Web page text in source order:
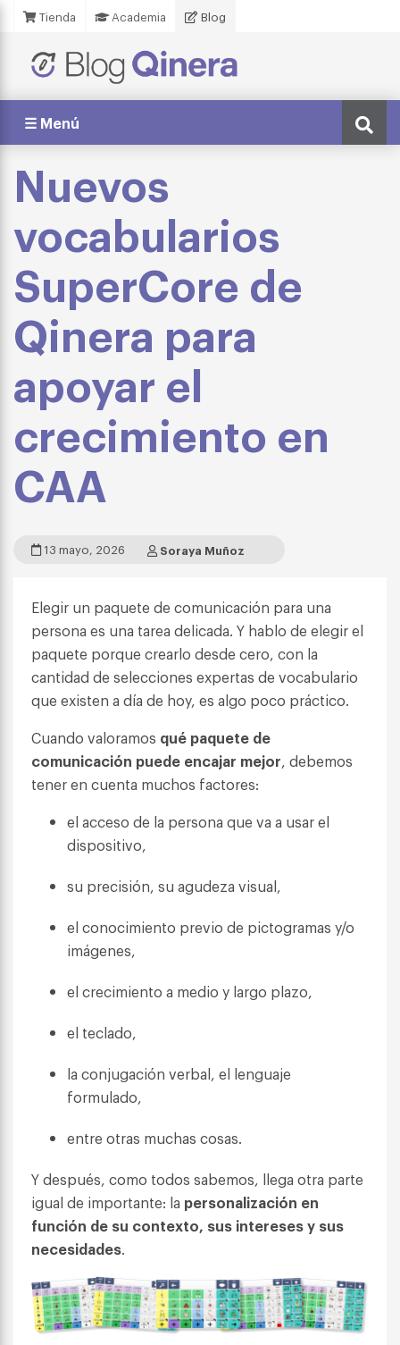
Tienda Academia Blog
☰ Menú
Nuevos
vocabularios
SuperCore de
Qinera para
apoyar el
crecimiento en
CAA
13 mayo, 2026 Soraya Muñoz
Elegir un paquete de comunicación para una
persona es una tarea delicada. Y hablo de elegir el
paquete porque crearlo desde cero, con la
cantidad de selecciones expertas de vocabulario
que existen a día de hoy, es algo poco práctico.
Cuando valoramos qué paquete de
comunicación puede encajar mejor, debemos
tener en cuenta muchos factores:
el acceso de la persona que va a usar el
dispositivo,
su precisión, su agudeza visual,
el conocimiento previo de pictogramas y/o
imágenes,
el crecimiento a medio y largo plazo,
el teclado,
la conjugación verbal, el lenguaje
formulado,
entre otras muchas cosas.
Y después, como todos sabemos, llega otra parte
igual de importante: la personalización en
función de su contexto, sus intereses y sus
necesidades.